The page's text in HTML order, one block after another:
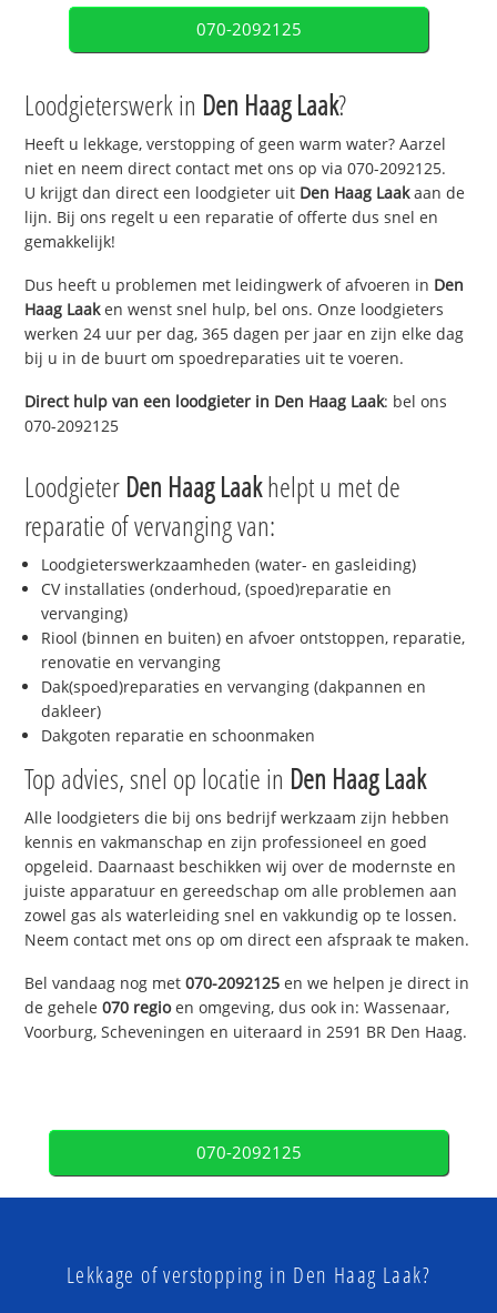
070-2092125
Loodgieterswerk in Den Haag Laak?
Heeft u lekkage, verstopping of geen warm water? Aarzel
niet en neem direct contact met ons op via 070-2092125.
U krijgt dan direct een loodgieter uit Den Haag Laakaan de
lijn. Bij ons regelt u een reparatie of offerte dus snel en
gemakkelijk!
Dus heeft u problemen met leidingwerk of afvoeren in Den
Haag Laaken wenst snel hulp, bel ons. Onze loodgieters
werken 24 uur per dag, 365 dagen per jaar en zijn elke dag
bij u in de buurt om spoedreparaties uit te voeren.
Direct hulp van een loodgieter in Den Haag Laak: bel ons
070-2092125
Loodgieter Den Haag Laakhelpt u met de
reparatie of vervanging van:
Loodgieterswerkzaamheden (water- en gasleiding)
CV installaties (onderhoud, (spoed)reparatie en
vervanging)
Riool (binnen en buiten) en afvoer ontstoppen, reparatie,
renovatie en vervanging
Dak(spoed)reparaties en vervanging (dakpannen en
dakleer)
Dakgoten reparatie en schoonmaken
Top advies, snel op locatie in Den Haag Laak
Alle loodgieters die bij ons bedrijf werkzaam zijn hebben
kennis en vakmanschap en zijn professioneel en goed
opgeleid. Daarnaast beschikken wij over de modernste en
juiste apparatuur en gereedschap om alle problemen aan
zowel gas als waterleiding snel en vakkundig op te lossen.
Neem contact met ons op om direct een afspraak te maken.
Bel vandaag nog met070-2092125 en we helpen je direct in
de gehele070 regioen omgeving, dus ook in: Wassenaar,
Voorburg, Scheveningen en uiteraard in 2591 BR Den Haag.
070-2092125
Lekkage of verstopping in Den Haag Laak?